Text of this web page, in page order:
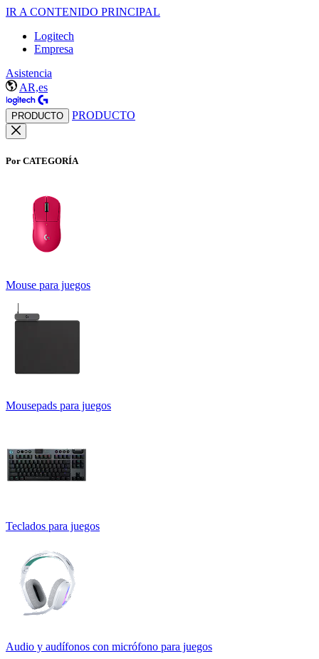
IR A CONTENIDO PRINCIPAL
Logitech
Empresa
Asistencia
AR,es
PRODUCTO PRODUCTO
Por CATEGORÍA
Mouse para juegos
Mousepads para juegos
Teclados para juegos
Audio y audífonos con micrófono para juegos